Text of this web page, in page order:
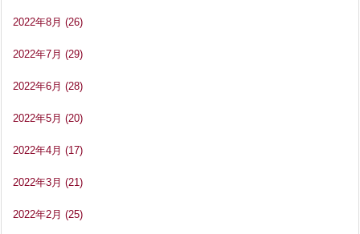
2022年8月 (26)
2022年7月 (29)
2022年6月 (28)
2022年5月 (20)
2022年4月 (17)
2022年3月 (21)
2022年2月 (25)